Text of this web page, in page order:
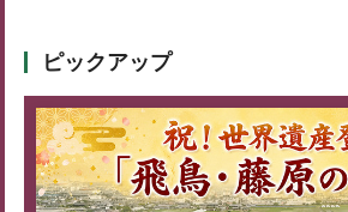
ピックアップ